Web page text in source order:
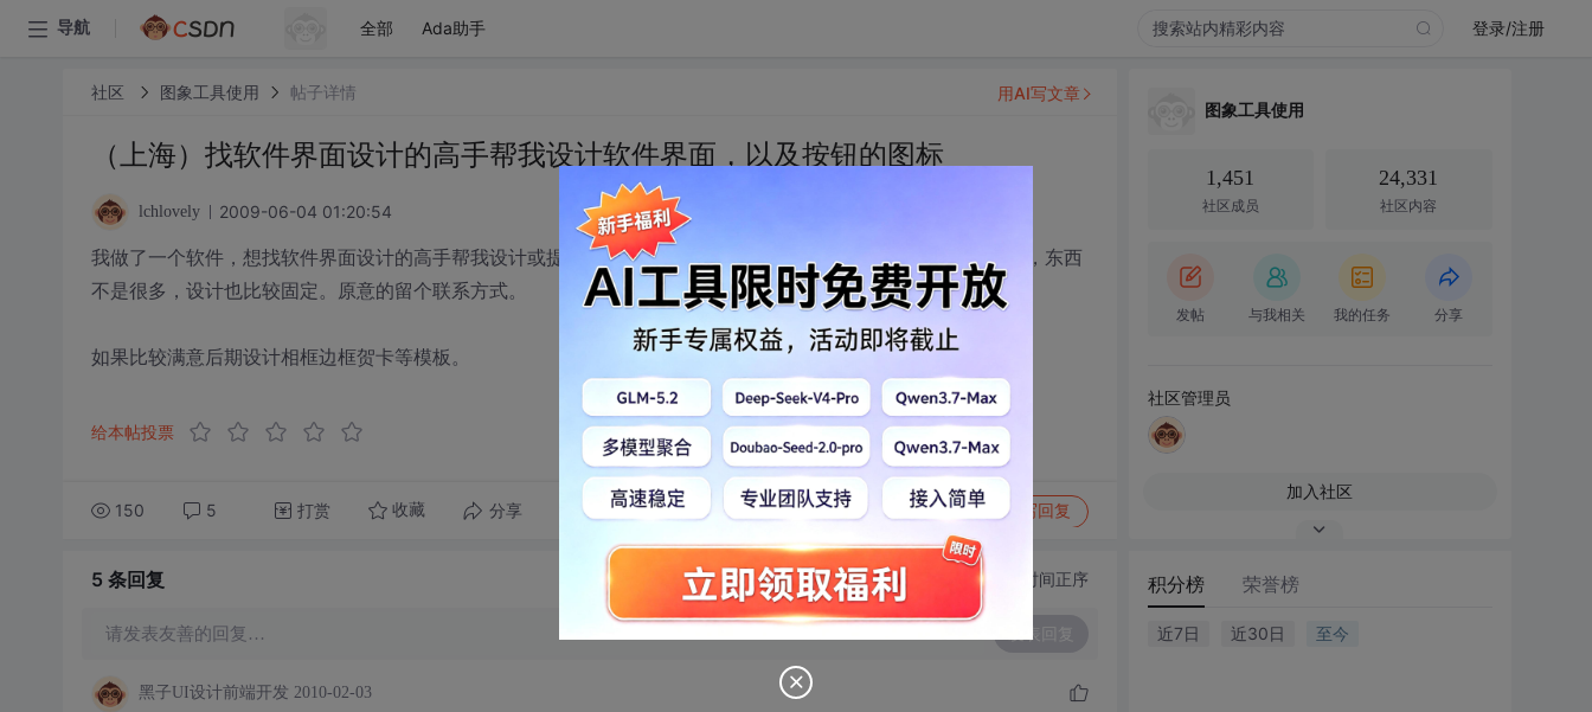
导航 全部 Ada助手 登录/注册
社区 图象工具使用 帖子详情
（上海）找软件界面设计的高手帮我设计软件界面，以及按钮的图标
lchlovely 2009-06-04 01:20:54
我做了一个软件，想找软件界面设计的高手帮我设计或提高一下软件界面，以及按钮的图标等，价格1000元左右，东西
不是很多，设计也比较固定。原意的留个联系方式。
如果比较满意后期设计相框边框贺卡等模板。
给本帖投票
150 5 打赏 收藏 分享 转发到动态 举报 写回复
用AI写文章
5 条回复 切换为时间正序
请发表友善的回复…
黑子UI设计前端开发 2010-02-03
图象工具使用
1,451
社区成员
24,331
社区内容
发帖 与我相关 我的任务 分享
社区管理员
加入社区
积分榜 荣誉榜
近7日 近30日 至今